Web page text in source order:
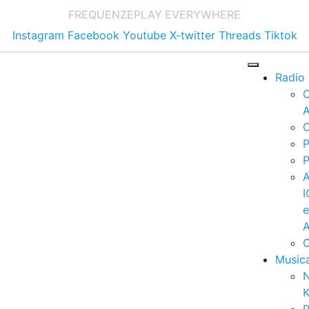
FREQUENZEPLAY EVERYWHERE
Instagram Facebook Youtube X-twitter Threads Tiktok
Radio
e